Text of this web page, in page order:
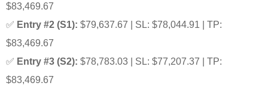
$83,469.67
✅ Entry #2 (S1): $79,637.67 | SL: $78,044.91 | TP:
$83,469.67
✅ Entry #3 (S2): $78,783.03 | SL: $77,207.37 | TP:
$83,469.67